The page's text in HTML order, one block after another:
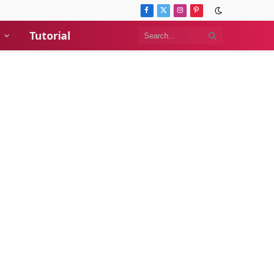
Facebook
X
Instagram
Pinterest
Tutorial